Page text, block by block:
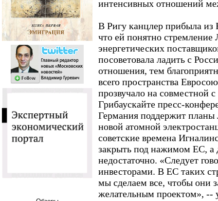
интенсивных отношений
В Ригу канцлер прибыла из
что ей понятно
энергетических
посоветовала ладить с
отношения, тем
всего пространства
прозвучало на совместной
Грибаускайте пресс-
Германия поддержит планы
новой атомной
советские времена
закрыть под нажимом ЕС, а
недостаточно. «Следует
инвесторами. В ЕС таких
мы сделаем все, чтобы они
желательным проектом», --